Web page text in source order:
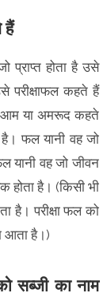
हैं
प्राप्त होता है उसे
परीक्षाफल कहते हैं
आम या अमरूद कहते
फल यानी वह जो
यानी वह जो जीवन
होता है। (किसी भी
है। परीक्षा फल को
आता है।)
सब्जी का नाम